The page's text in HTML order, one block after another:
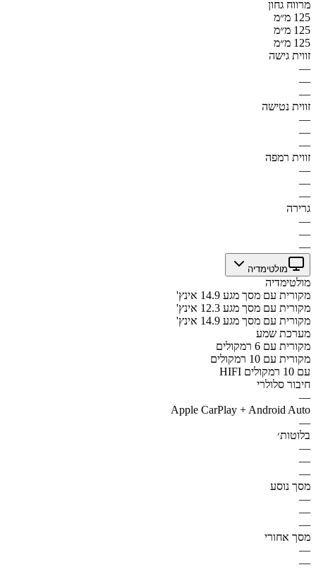
מרווח גחון
125 מ״מ
125 מ״מ
125 מ״מ
זווית גישה
—
—
—
זווית נטישה
—
—
—
זווית רמפה
—
—
—
גרירה
—
—
—
מולטימדיה
מולטימדיה
מקורית עם מסך מגע 14.9 אינץ'
מקורית עם מסך מגע 12.3 אינץ'
מקורית עם מסך מגע 14.9 אינץ'
מערכת שמע
מקורית עם 6 רמקולים
מקורית עם 10 רמקולים
HIFI עם 10 רמקולים
חיבור סלולרי
—
Apple CarPlay + Android Auto
—
בלוטות׳
—
—
—
מסך נוסע
—
—
—
מסך אחורי
—
—